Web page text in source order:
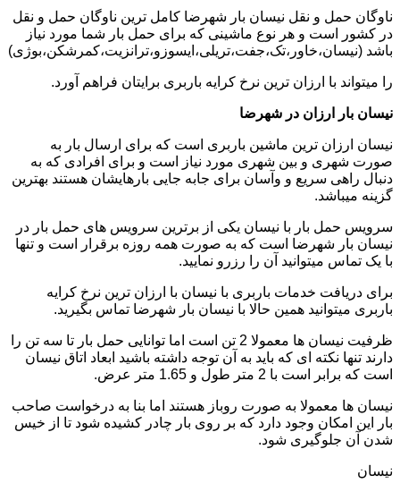
ناوگان حمل و نقل نیسان بار شهرضا کامل ترین ناوگان حمل و نقل
در کشور است و هر نوع ماشینی که برای حمل بار شما مورد نیاز
باشد (نیسان،خاور،تک،جفت،تریلی،ایسوزو،ترانزیت،کمرشکن،بوژی)
را میتواند با ارزان ترین نرخ کرایه باربری برایتان فراهم آورد.
نیسان بار ارزان در شهرضا
نیسان ارزان ترین ماشین باربری است که برای ارسال بار به
صورت شهری و بین شهری مورد نیاز است و برای افرادی که به
دنبال راهی سریع و وآسان برای جابه جایی بارهایشان هستند بهترین
گزینه میباشد.
سرویس حمل بار با نیسان یکی از برترین سرویس های حمل بار در
نیسان بار شهرضا است که به صورت همه روزه برقرار است و تنها
با یک تماس میتوانید آن را رزرو نمایید.
برای دریافت خدمات باربری با نیسان با ارزان ترین نرخ کرایه
باربری میتوانید همین حالا با نیسان بار شهرضا تماس بگیرید.
ظرفیت نیسان ها معمولا 2 تن است اما توانایی حمل بار تا سه تن را
دارند تنها نکته ای که باید به آن توجه داشته باشید ابعاد اتاق نیسان
است که برابر است با 2 متر طول و 1.65 متر عرض.
نیسان ها معمولا به صورت روباز هستند اما بنا به درخواست صاحب
بار این امکان وجود دارد که بر روی بار چادر کشیده شود تا از خیس
شدن آن جلوگیری شود.
نیسان